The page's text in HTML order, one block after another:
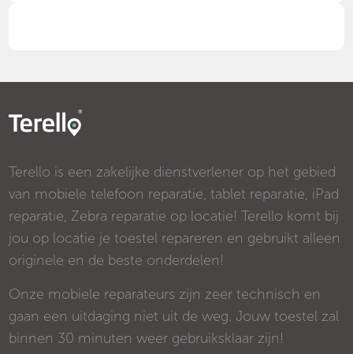
Terello is een zakelijke dienstverlener op het gebied
van mobiele telefoon reparatie, tablet reparatie, iPad
reparatie, Zebra reparatie op locatie! Terello komt bij
jou op locatie je toestel repareren en gebruikt alleen
originele en de beste onderdelen!
Onze mobiele reparateurs zijn zeer technisch en
gaan een uitdaging niet uit de weg. Jouw toestel zal
binnen 30 minuten weer gebruiksklaar zijn!